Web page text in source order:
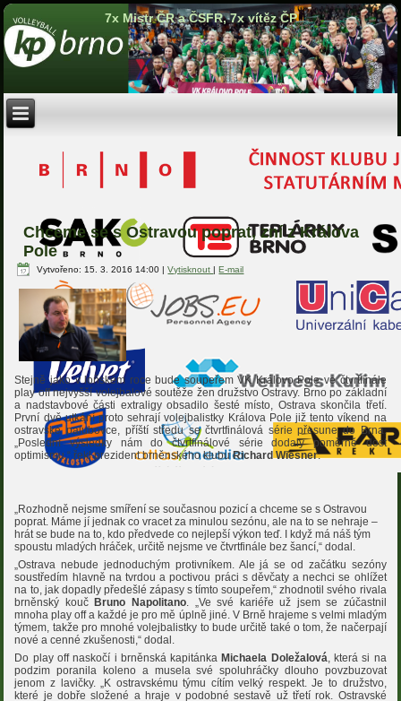
7x Mistr ČR a ČSFR, 7x vítěz ČP
Chceme se s Ostravou poprat, zní z Králova
Pole
Vytvořeno: 15. 3. 2016 14:00 |Vytisknout|E-mail
Stejně jako v loňském roce bude soupeřem VK Královo Pole ve čtvrtfinále
play off nejvyšší volejbalové soutěže žen družstvo Ostravy. Brno po základní
a nadstavbové části extraligy obsadilo šesté místo, Ostrava skončila třetí.
První dvě utkání proto sehrají volejbalistky Králova Pole již tento víkend na
ostravské palubovce, příští středu se čtvrtfinálová série přesune do Brna.
„Poslední výsledky nám do čtvrtfinálové série dodaly poměrně dost
optimismu,“ řekl prezident brněnského klubuRichard Wiesner.
„Rozhodně nejsme smíření se současnou pozicí a chceme se s Ostravou
poprat. Máme jí jednak co vracet za minulou sezónu, ale na to se nehraje –
hrát se bude na to, kdo předvede co nejlepší výkon teď. I když má náš tým
spoustu mladých hráček, určitě nejsme ve čtvrtfinále bez šancí,“ dodal.
„Ostrava nebude jednoduchým protivníkem. Ale já se od začátku sezóny
soustředím hlavně na tvrdou a poctivou práci s děvčaty a nechci se ohlížet
na to, jak dopadly předešlé zápasy s tímto soupeřem,“ zhodnotil svého rivala
brněnský koučBruno Napolitano . „Ve své kariéře už jsem se zúčastnil
mnoha play off a každé je pro mě úplně jiné. V Brně hrajeme s velmi mladým
týmem, takže pro mnohé volejbalistky to bude určitě také o tom, že načerpají
nové a cenné zkušenosti,“ dodal.
Do play off naskočí i brněnská kapitánkaMichaela Doležalová , která si na
podzim poranila koleno a musela své spoluhráčky dlouho povzbuzovat
jenom z lavičky. „K ostravskému týmu cítím velký respekt. Je to družstvo,
které je dobře složené a hraje v podobné sestavě už třetí rok. Ostravské